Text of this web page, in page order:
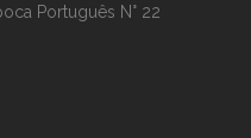
Português N° 22